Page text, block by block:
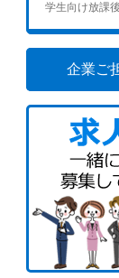
学生向け放課
企業ご